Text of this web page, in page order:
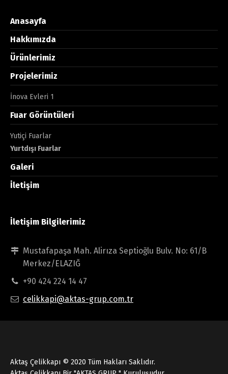
Anasayfa
Hakkımızda
Ürünlerimiz
Projelerimiz
İnova Evleri 1
Fuar Görüntüleri
Yutiçi Fuarlar
Yurtdışı Fuarlar
Galeri
İletişim
İletişim Bilgilerimiz
Mustafapaşa Mah. Alirıza Septioğlu Bulv. No: 61/B
Merkez/ELAZIĞ
+90 424 224 14 47
celikkapi@aktas-grup.com.tr
Aktaş Çelikkapı © 2020 Tüm Hakları Saklıdır.